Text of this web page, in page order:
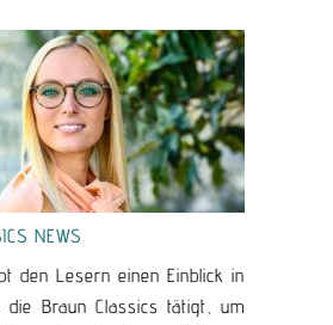
NEWS
den Lesern einen Einblick in
die Braun Classics tätigt, um